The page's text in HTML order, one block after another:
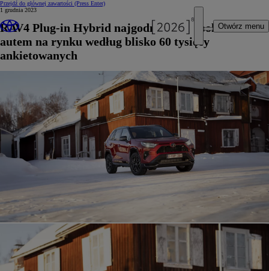
Przejdź do głównej zawartości (Press Enter)
Otwórz menu
1 grudnia 2023
RAV4 Plug-in Hybrid najgodniejszym polecenia
autem na rynku według blisko 60 tysięcy
ankietowanych